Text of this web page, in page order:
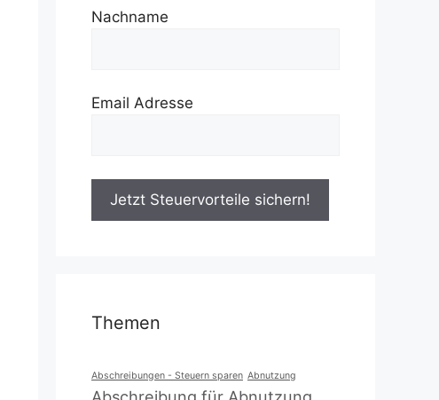
Nachname
Email Adresse
Themen
Abschreibungen - Steuern sparen Abnutzung
Abschreibung für Abnutzung